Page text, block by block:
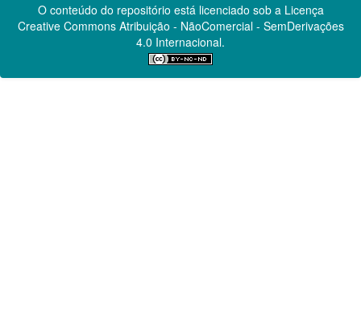
O conteúdo do repositório está licenciado sob a Licença
Creative CommonsAtribuição - NãoComercial - SemDerivações
4.0 Internacional.